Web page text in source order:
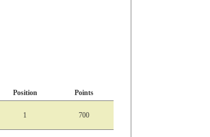
Position
Points
1 700